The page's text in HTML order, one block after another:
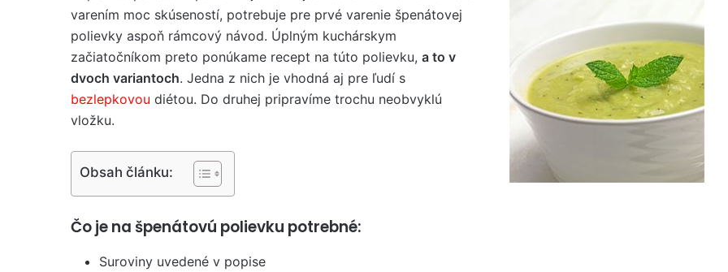
varením moc skúseností, potrebuje pre prvé varenie špenátovej
polievky aspoň rámcový návod. Úplným kuchárskym
začiatočníkom preto ponúkame recept na túto polievku, a to v
dvoch variantoch. Jedna z nich je vhodná aj pre ľudí s
bezlepkovou diétou. Do druhej pripravíme trochu neobvyklú
vložku.
Obsah článku:
Čo je na špenátovú polievku potrebné:
Suroviny uvedené v popise